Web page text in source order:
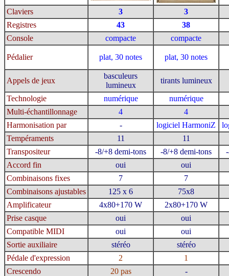
Claviers 3
3
Registres
43
38
Console
compacte compacte
Pédalier plat, 30 notes plat, 30 notes
Appels de jeux
basculeurs
lumineux
tirants lumineux
Technologie numérique
numérique
Multi-échantillonnage
4
4
Harmonisation par
- logiciel HarmoniZ
Tempéraments
11
11
Transpositeur
-8/+8 demi-tons -8/+8 demi-tons
Accord fin
oui
oui
Combinaisons fixes
7
7
Combinaisons ajustables
125 x 6
75x8
Amplificateur
4x80+170 W
2x80+170 W
Prise casque
oui
oui
Compatible MIDI
oui
oui
Sortie auxiliaire
stéréo
stéréo
Pédale d'expression
2
1
Crescendo
20 pas
-